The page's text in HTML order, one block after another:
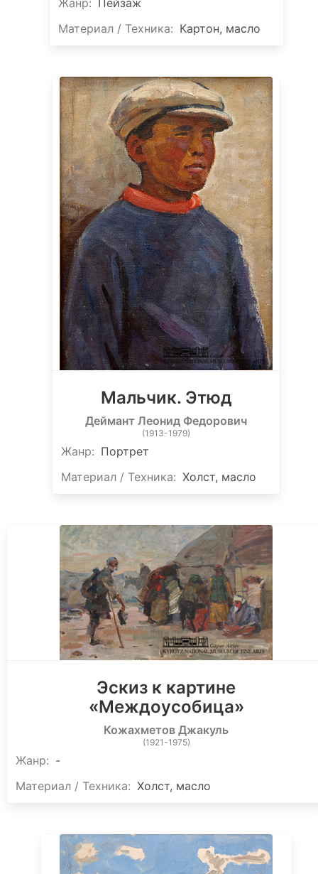
Материал / Техника: Картон, масло
Мальчик. Этюд
Деймант Леонид Федорович
(1913-1979)
Жанр: Портрет
Материал / Техника: Холст, масло
Эскиз к картине
«Междоусобица»
Кожахметов Джакуль
(1921-1975)
Жанр: -
Материал / Техника: Холст, масло